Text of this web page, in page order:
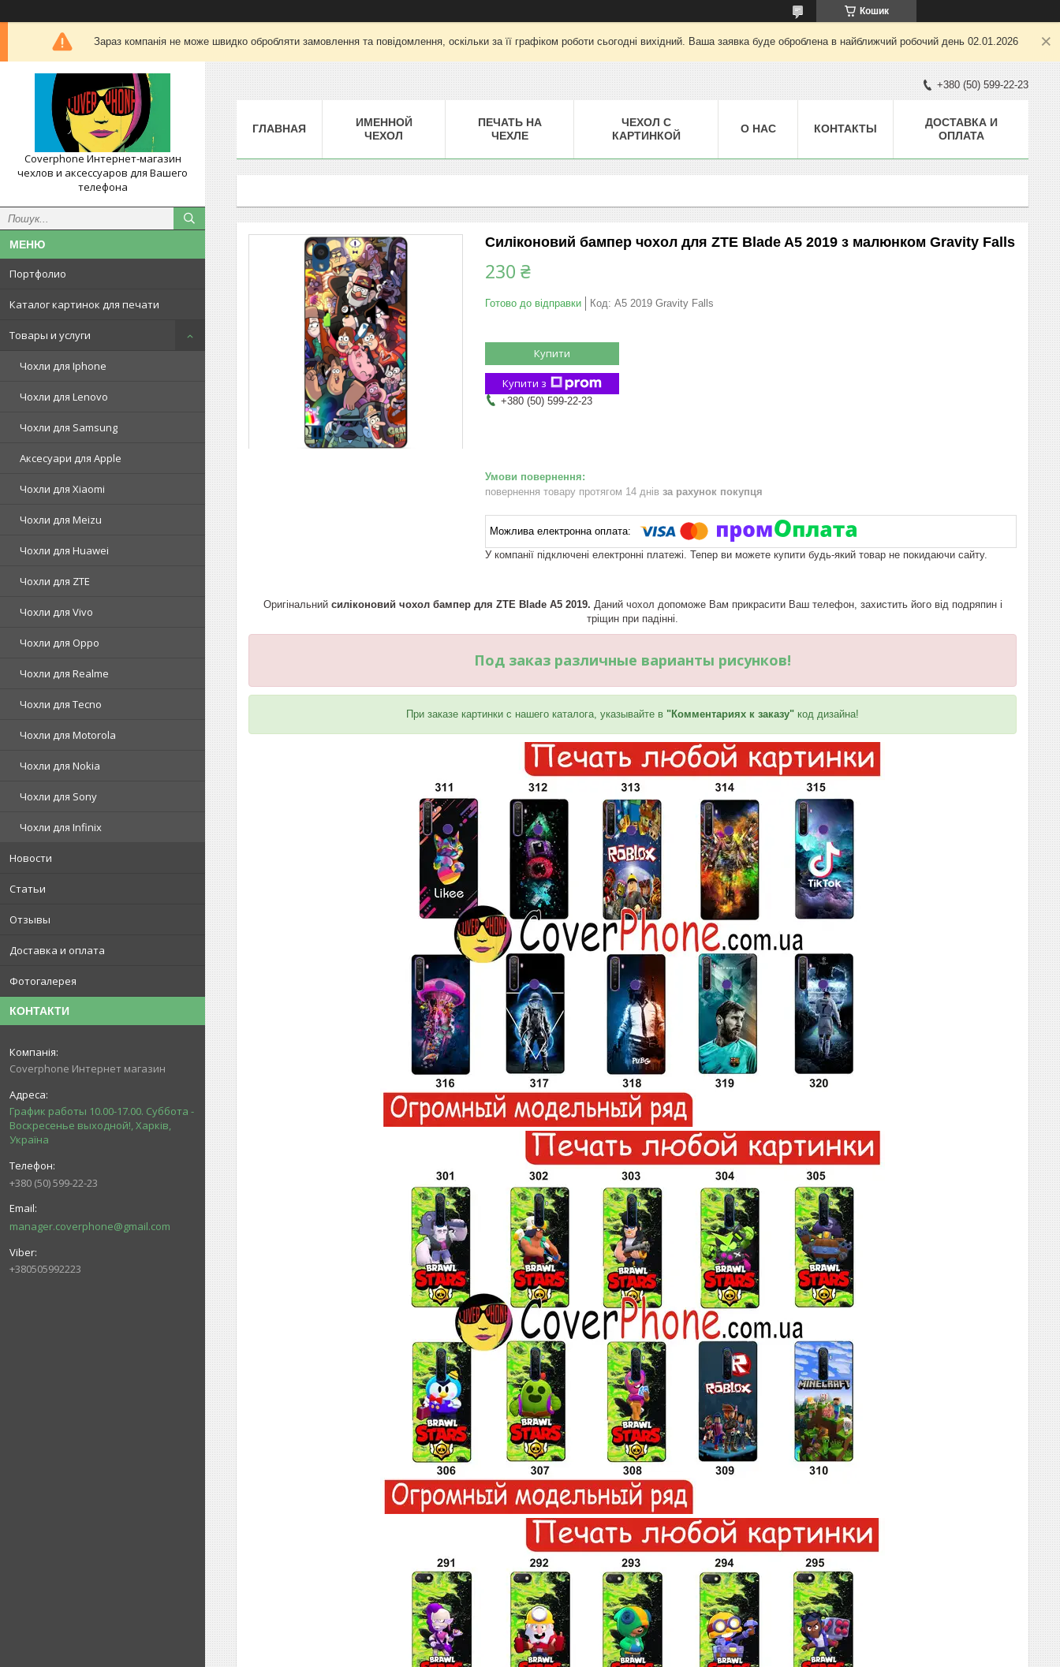
Кошик
Зараз компанія не може швидко обробляти замовлення та повідомлення, оскільки за її графіком роботи сьогодні вихідний. Ваша заявка буде оброблена в найближчий робочий день 02.01.2026
Coverphone Интернет-магазин
чехлов и аксессуаров для Вашего
телефона
Портфолио
Каталог картинок для печати
Товары и услуги
Чохли для Iphone
Чохли для Lenovo
Чохли для Samsung
Аксесуари для Apple
Чохли для Xiaomi
Чохли для Meizu
Чохли для Huawei
Чохли для ZTE
Чохли для Vivo
Чохли для Oppo
Чохли для Realme
Чохли для Tecno
Чохли для Motorola
Чохли для Nokia
Чохли для Sony
Чохли для Infinix
Новости
Статьи
Отзывы
Доставка и оплата
Фотогалерея
КОНТАКТИ
Coverphone Интернет магазин
График работы 10.00-17.00. Суббота -
Воскресенье выходной!, Харків,
Україна
+380 (50) 599-22-23
manager.coverphone@gmail.com
+380505992223
+380 (50) 599-22-23
ГЛАВНАЯ
ИМЕННОЙ
ЧЕХОЛ
ПЕЧАТЬ НА
ЧЕХЛЕ
ЧЕХОЛ С
КАРТИНКОЙ
О НАС КОНТАКТЫ
ДОСТАВКА И
ОПЛАТА
Силіконовий бампер чохол для ZTE Blade A5 2019 з малюнком Gravity Falls
230 ₴
Готово до відправки Код: A5 2019 Gravity Falls
Купити
Купити з
+380 (50) 599-22-23
повернення товару протягом 14 днів за рахунок покупця
У компанії підключені електронні платежі. Тепер ви можете купити будь-який товар не покидаючи сайту.
Оригінальний силіконовий чохол бампер для ZTE Blade A5 2019. Даний чохол допоможе Вам прикрасити Ваш телефон, захистить його від подряпин і
тріщин при падінні.
Под заказ различные варианты рисунков!
При заказе картинки с нашего каталога, указывайте в "Комментариях к заказу" код дизайна!